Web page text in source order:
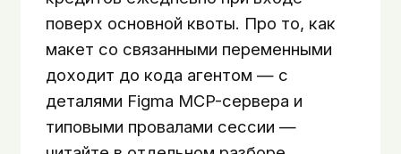
поверх основной квоты. Про то, как
макет со связанными переменными
доходит до кода агентом — с
деталями Figma MCP-сервера и
типовыми провалами сессии —